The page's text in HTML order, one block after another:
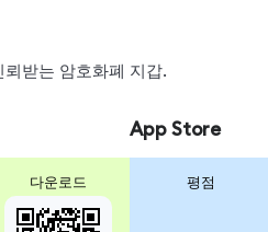
받는 암호화폐 지갑.
다운로드
App Store
평점